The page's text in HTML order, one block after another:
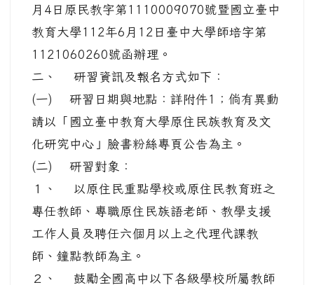
月4日原民教字第1110009070號暨國立臺中
教育大學112年6月12日臺中大學師培字第
1121060260號函辦理。
二、 研習資訊及報名方式如下：
(一) 研習日期與地點：詳附件1；倘有異動
請以「國立臺中教育大學原住民族教育及文
化研究中心」臉書粉絲專頁公告為主。
(二) 研習對象：
１、 以原住民重點學校或原住民教育班之
專任教師、專職原住民族語老師、教學支援
工作人員及聘任六個月以上之代理代課教
師、鐘點教師為主。
２、 鼓勵全國高中以下各級學校所屬教師